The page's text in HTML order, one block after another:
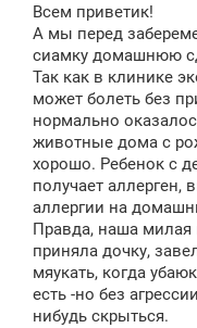
щ
н
и
Всем приветик!
А мы перед
сиамку домашнюю
Так как в клинике
может болеть без
нормально
животные дома с
хорошо. Ребенок с
получает аллерген,
аллергии на
Правда, наша милая
приняла дочку,
мяукать, когда
есть -но без
нибудь скрыться.